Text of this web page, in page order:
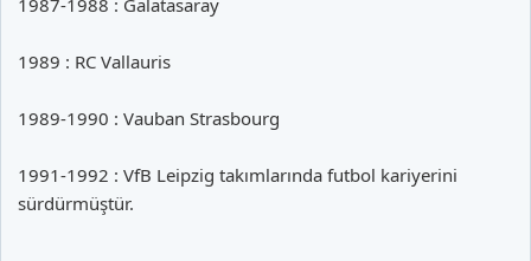
1989 : RC Vallauris
1989-1990 : Vauban Strasbourg
1991-1992 : VfB Leipzig takımlarında futbol kariyerini
sürdürmüştür.